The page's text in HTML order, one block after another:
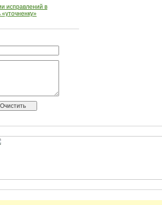
исправлений в